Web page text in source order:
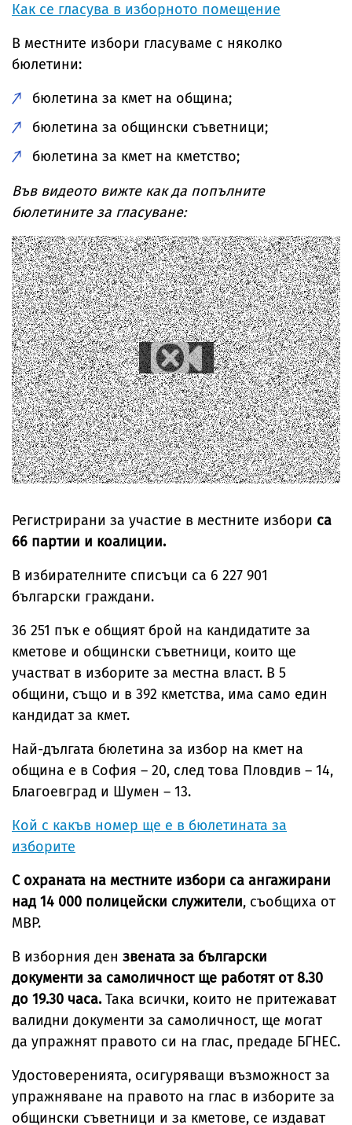
Как се гласува в изборното помещение
В местните избори гласуваме с няколко
бюлетини:
бюлетина за кмет на община;
бюлетина за общински съветници;
бюлетина за кмет на кметство;
Във видеото вижте как да попълните
бюлетините за гласуване:
Регистрирани за участие в местните избори са
66 партии и коалиции.
В избирателните списъци са 6 227 901
български граждани.
36 251 пък е общият брой на кандидатите за
кметове и общински съветници, които ще
участват в изборите за местна власт. В 5
общини, също и в 392 кметства, има само един
кандидат за кмет.
Най-дългата бюлетина за избор на кмет на
община е в София – 20, след това Пловдив – 14,
Благоевград и Шумен – 13.
Кой с какъв номер ще е в бюлетината за
изборите
С охраната на местните избори са ангажирани
над 14 000 полицейски служители, съобщиха от
МВР.
В изборния ден звената за български
документи за самоличност ще работят от 8.30
до 19.30 часа.Така всички, които не притежават
валидни документи за самоличност, ще могат
да упражнят правото си на глас, предаде БГНЕС.
Удостоверенията, осигуряващи възможност за
упражняване на правото на глас в изборите за
общински съветници и за кметове, се издават